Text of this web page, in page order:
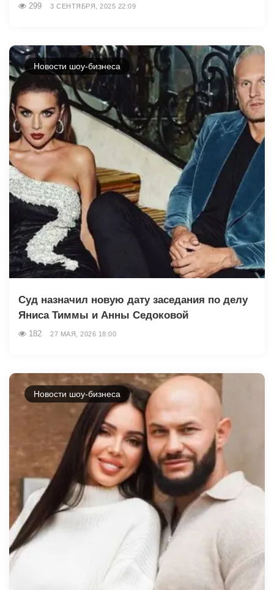
299 3 СЕНТЯБРЯ, 2025 22:09
Новости шоу-бизнеса
Суд назначил новую дату заседания по делу
Яниса Тиммы и Анны Седоковой
182 27 МАЯ, 2026 18:00
Новости шоу-бизнеса